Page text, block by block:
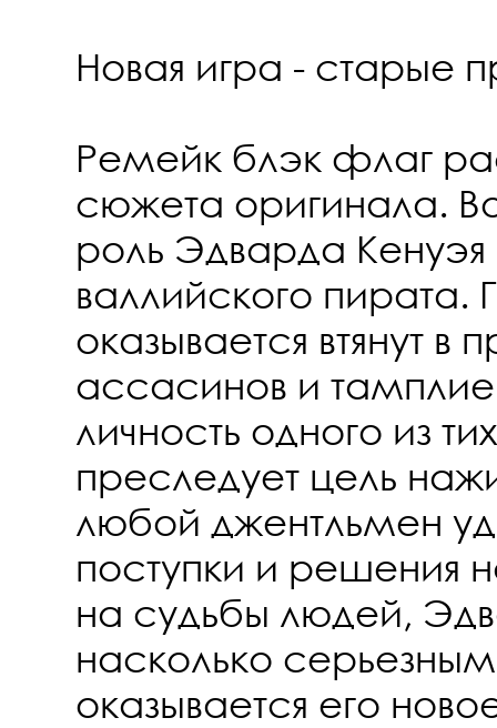
Новая игра - старые
Ремейк блэк флаг
сюжета оригинала.
роль Эдварда
валлийского пирата.
оказывается втянут в
ассасинов и
личность одного из
преследует цель
любой джентльмен
поступки и решения
на судьбы людей,
насколько
оказывается его